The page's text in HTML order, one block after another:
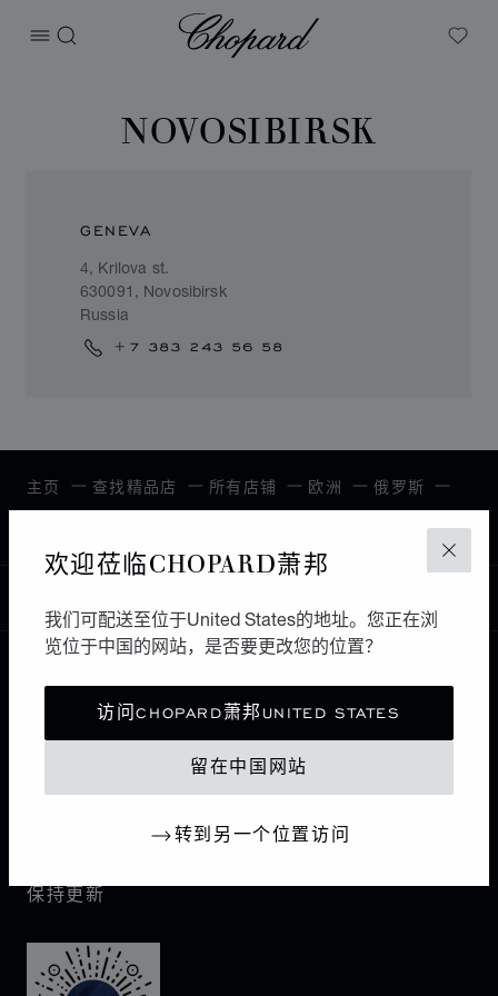
关闭
欢迎莅临CHOPARD萧邦
我们可配送至位于United States的地址。您正在浏
览位于中国的网站，是否要更改您的位置？
访问CHOPARD萧邦UNITED STATES
留在中国网站
转到另一个位置访问
打开菜单
搜索
Chopard
My
NOVOSIBIRSK
GENEVA
4, Krilova st.
630091, Novosibirsk
Russia
+7 383 243 56 58
主页 查找精品店 所有店铺 欧洲
俄罗斯
本地化（更改国家/地区）
更改国家/地区
保持更新